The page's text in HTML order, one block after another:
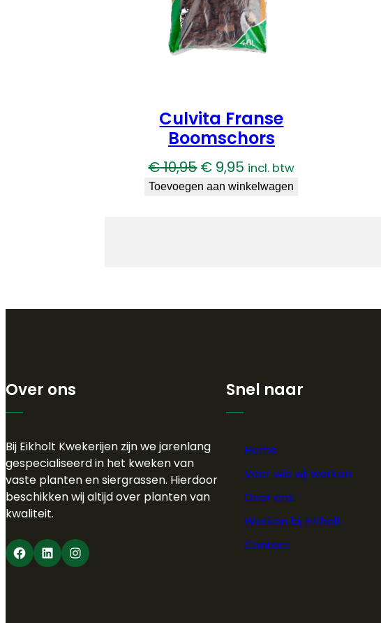
Culvita Franse
Boomschors
€10,95Oorspronkelijke
prijs
€ 9,95 Huidige
prijs
incl. btw
Toevoegen aan winkelwagen
Over ons
Bij Eikholt Kwekerijen zijn we jarenlang
gespecialiseerd in het kweken van
vaste planten en siergrassen. Hierdoor
beschikken wij altijd over planten van
kwaliteit.
Facebook LinkedIn Instagram
Snel naar
Home
Voor wie wij werken
Over ons
Werken bij Eikholt
Contact